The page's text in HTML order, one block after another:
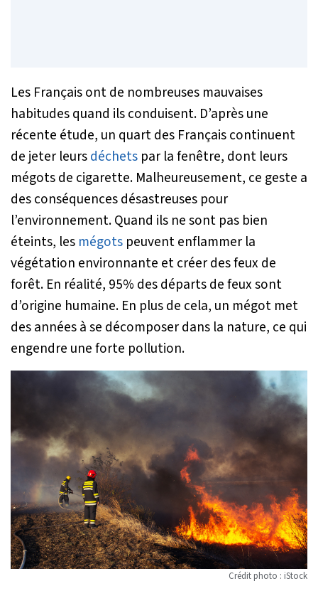
Les Français ont de nombreuses mauvaises
habitudes quand ils conduisent. D’après une
récente étude, un quart des Français continuent
de jeter leursdéchets par la fenêtre, dont leurs
mégots de cigarette. Malheureusement, ce geste a
des conséquences désastreuses pour
l’environnement. Quand ils ne sont pas bien
éteints, les mégots peuvent enflammer la
végétation environnante et créer des feux de
forêt. En réalité, 95% des départs de feux sont
d’origine humaine. En plus de cela, un mégot met
des années à se décomposer dans la nature, ce qui
engendre une forte pollution.
Crédit photo : iStock